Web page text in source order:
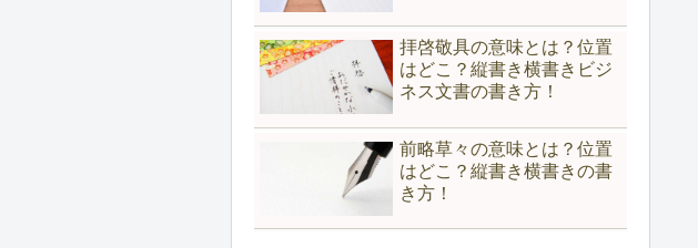
拝啓敬具の意味とは？位置
はどこ？縦書き横書きビジ
ネス文書の書き方！
前略草々の意味とは？位置
はどこ？縦書き横書きの書
き方！